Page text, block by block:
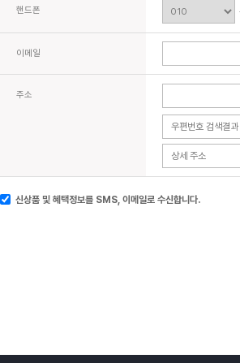
핸드폰
이메일
주소
신상품 및 혜택정보를 SMS, 이메일로 수신합니다.